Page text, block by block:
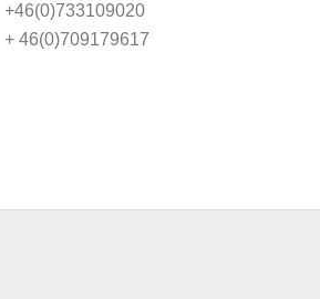
+46(0)733109020
+ 46(0)709179617